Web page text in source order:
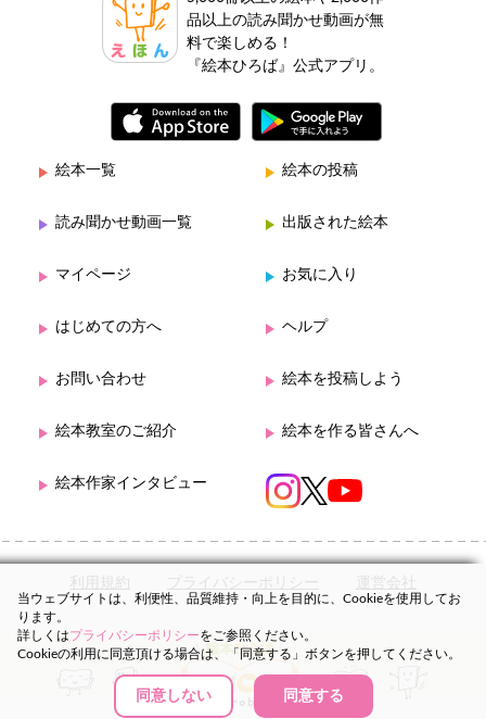
品以上の読み聞かせ動画が無
料で楽しめる！
『絵本ひろば』公式アプリ。
絵本一覧 絵本の投稿
読み聞かせ動画一覧 出版された絵本
マイページ お気に入り
はじめての方へ ヘルプ
お問い合わせ 絵本を投稿しよう
絵本教室のご紹介 絵本を作る皆さんへ
絵本作家インタビュー
利用規約 プライバシーポリシー 運営会社
当ウェブサイトは、利便性、品質維持・向上を目的に、Cookieを使用してお
ります。
詳しくはプライバシーポリシーをご参照ください。
Cookieの利用に同意頂ける場合は、「同意する」ボタンを押してください。
同意しない 同意する